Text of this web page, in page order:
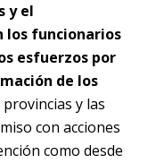
y el
los funcionarios
esfuerzos por
de los
y las
con acciones
como desde